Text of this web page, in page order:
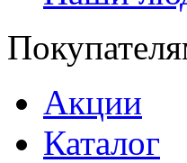
Акции
Каталог